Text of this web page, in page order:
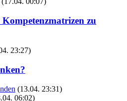
zu
23:27)
(13.04. 23:31)
06:02)